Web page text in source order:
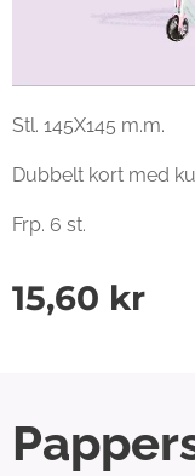
Stl. 145X145 m.m.
Dubbelt kort med
Frp. 6 st.
15,60 kr